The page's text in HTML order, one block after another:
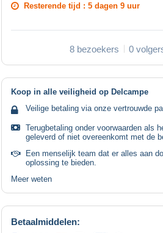
Resterende tijd : 5 dagen 9 uur
8 bezoekers 0
Koop in alle veiligheid op Delcampe
Veilige betaling via onze vertrouwde
Terugbetaling onder voorwaarden als
geleverd of niet overeenkomt met de
Een menselijk team dat er alles aan
oplossing te bieden.
Meer weten
Betaalmiddelen: